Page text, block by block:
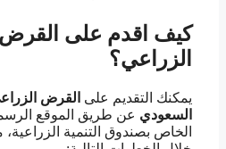
كيف اقدم على القرض
الزراعي؟
يمكنك التقديم على القرض
السعودي عن طريق الموقع
الخاص بصندوق التنمية